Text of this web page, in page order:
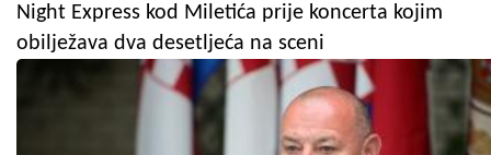
Night Express kod Miletića prije koncerta kojim
obilježava dva desetljeća na sceni